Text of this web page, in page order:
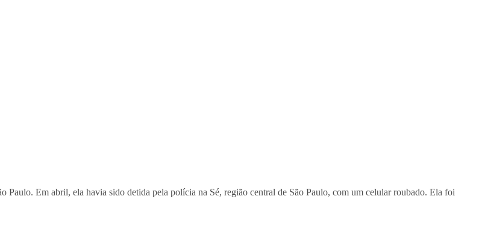
Em abril, ela havia sido detida pela polícia na Sé, região central de São Paulo, com um celular roubado. Ela foi